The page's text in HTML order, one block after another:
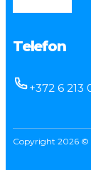
Telefon
+372 6 213
Copyright 2026 ©